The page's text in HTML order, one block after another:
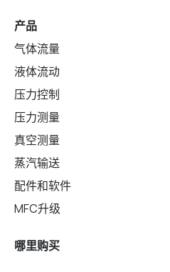
产品
气体流量
液体流动
压力控制
压力测量
真空测量
蒸汽输送
配件和软件
MFC升级
哪里购买